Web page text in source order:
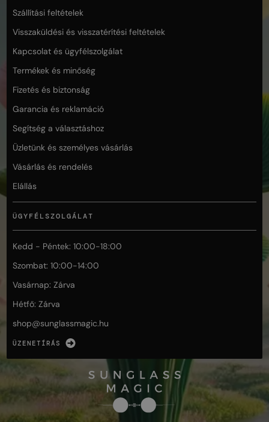
Szállítási feltételek
Visszaküldési és visszatérítési feltételek
Kapcsolat és ügyfélszolgálat
Termékek és minőség
Fizetés és biztonság
Garancia és reklamáció
Segítség a választáshoz
Üzletünk és személyes vásárlás
Vásárlás és rendelés
Elállás
ÜGYFÉLSZOLGÁLAT
Kedd - Péntek: 10:00-18:00
Szombat: 10:00-14:00
Vasárnap: Zárva
Hétfő: Zárva
shop@sunglassmagic.hu
ÜZENETÍRÁS